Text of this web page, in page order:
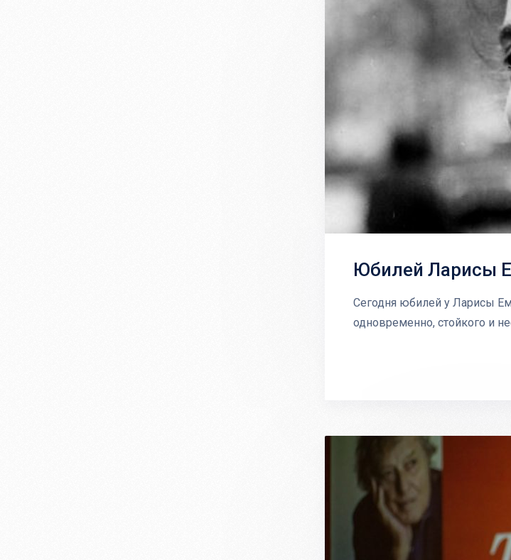
Юбилей Ларисы
Сегодня юбилей у Ларисы
одновременно, стойкого и